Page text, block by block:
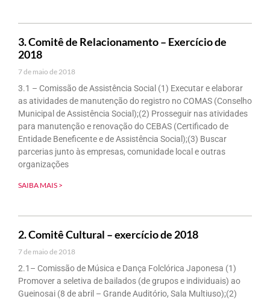
3. Comitê de Relacionamento – Exercício de
2018
7 de maio de 2018
3.1 – Comissão de Assistência Social (1) Executar e elaborar
as atividades de manutenção do registro no COMAS (Conselho
Municipal de Assistência Social);(2) Prosseguir nas atividades
para manutenção e renovação do CEBAS (Certificado de
Entidade Beneficente e de Assistência Social);(3) Buscar
parcerias junto às empresas, comunidade local e outras
organizações
SAIBA MAIS >
2. Comitê Cultural – exercício de 2018
7 de maio de 2018
2.1– Comissão de Música e Dança Folclórica Japonesa (1)
Promover a seletiva de bailados (de grupos e individuais) ao
Gueinosai (8 de abril – Grande Auditório, Sala Multiuso);(2)